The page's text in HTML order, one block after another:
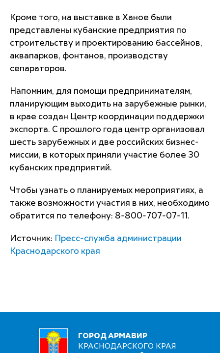
Кроме того, на выставке в Ханое были
представлены кубанские предприятия по
строительству и проектированию бассейнов,
аквапарков, фонтанов, производству
сепараторов.
Напомним, для помощи предпринимателям,
планирующим выходить на зарубежные рынки,
в крае создан Центр координации поддержки
экспорта. С прошлого года центр организовал
шесть зарубежных и две российских бизнес-
миссии, в которых приняли участие более 30
кубанских предприятий.
Чтобы узнать о планируемых мероприятиях, а
также возможности участия в них, необходимо
обратится по телефону: 8-800-707-07-11.
Источник:
Пресс-служба администрации
Краснодарского края
ГОРОД АРМАВИР
КРАСНОДАРСКОГО КРАЯ